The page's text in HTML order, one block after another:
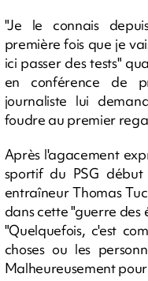
"Je le connais
première fois que je
ici passer des tests"
en conférence de
journaliste lui
foudre au premier
Après l'agacement
sportif du PSG
entraîneur Thomas
dans cette "guerre des
"Quelquefois, c'est
choses ou les
Malheureusement